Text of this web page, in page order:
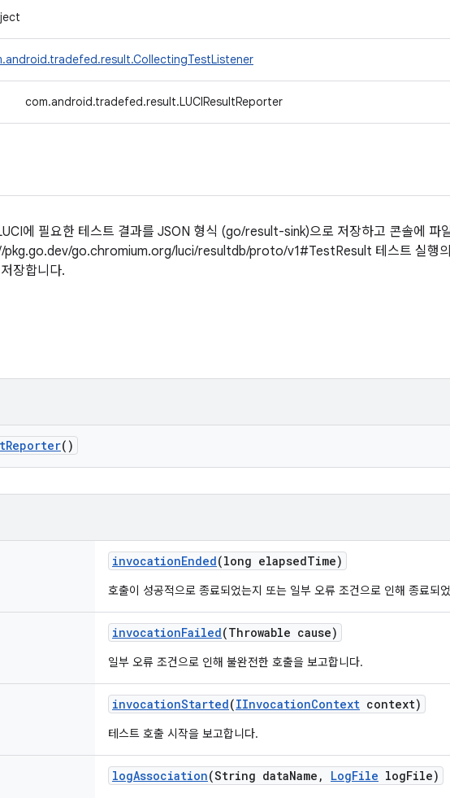
com.android.tradefed.result.LUCIResultReporter
에 필요한 테스트 결과를 JSON 형식 (go/result-sink)으로 저장하고 콘솔에 파
pkg.go.dev/go.chromium.org/luci/resultdb/proto/v1#TestResult 테스트 실행의
장합니다.
Reporter()
invocationEnded(long elapsedTime)
호출이 성공적으로 종료되었는지 또는 일부 오류 조건으로 인해 종료되
invocationFailed(Throwable cause)
일부 오류 조건으로 인해 불완전한 호출을 보고합니다.
invocationStarted(IInvocationContext context)
테스트 호출 시작을 보고합니다.
logAssociation(String dataName , LogFile logFile)